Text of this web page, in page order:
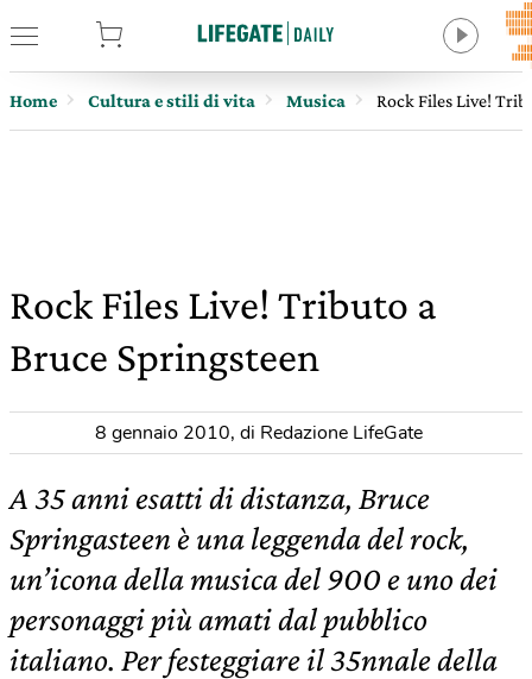
Home Cultura e stili di vita Musica Rock Files Live!
Rock Files Live! Tributo a
Bruce Springsteen
8 gennaio 2010, di Redazione LifeGate
A 35 anni esatti di distanza, Bruce
Springasteen è una leggenda del rock,
un’icona della musica del 900 e uno dei
personaggi più amati dal pubblico
italiano. Per festeggiare il 35nnale della